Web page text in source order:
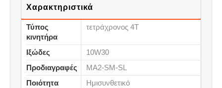
Χαρακτηριστικά
Τύπος
κινητήρα
τετράχρονος 4Τ
Ιξώδες
10W30
Προδιαγραφές
MA2-SM-SL
Ποιότητα
Ημισυνθετικό